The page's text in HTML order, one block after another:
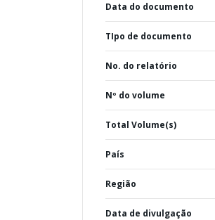
Data do documento
TIpo de documento
No. do relatório
Nº do volume
Total Volume(s)
País
Região
Data de divulgação